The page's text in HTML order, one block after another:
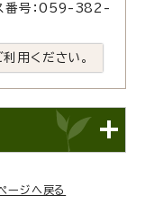
番号：059-382-
用ください。
ージへ戻る